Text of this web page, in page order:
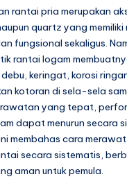
rantai pria merupakan
quartz yang memiliki
fungsional sekaligus.
rantai logam
keringat, korosi
kotoran di sela-sela
yang tepat,
dapat menurun secara
membahas cara merawat
secara sistematis,
aman untuk pemula.